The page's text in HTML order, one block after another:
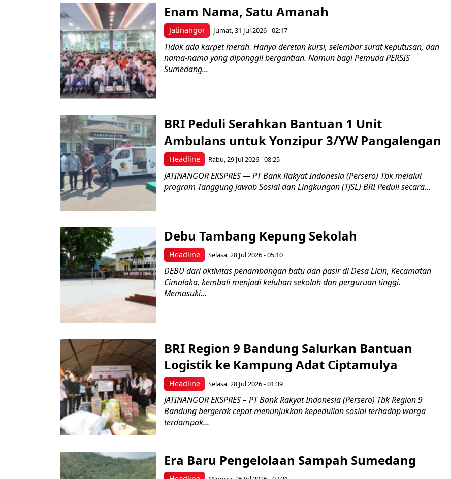
Jatinangor
Enam Nama, Satu Amanah
Jumat, 31 Jul 2026 - 02:17
Tidak ada karpet merah. Hanya deretan kursi, selembar surat keputusan, dan
nama-nama yang dipanggil bergantian. Namun bagi Pemuda PERSIS
Sumedang...
Headline
BRI Peduli Serahkan Bantuan 1 Unit
Ambulans untuk Yonzipur 3/YW Pangalengan
Rabu, 29 Jul 2026 - 08:25
JATINANGOR EKSPRES — PT Bank Rakyat Indonesia (Persero) Tbk melalui
program Tanggung Jawab Sosial dan Lingkungan (TJSL) BRI Peduli secara...
Headline
Debu Tambang Kepung Sekolah
Selasa, 28 Jul 2026 - 05:10
DEBU dari aktivitas penambangan batu dan pasir di Desa Licin, Kecamatan
Cimalaka, kembali menjadi keluhan sekolah dan perguruan tinggi.
Memasuki...
Headline
BRI Region 9 Bandung Salurkan Bantuan
Logistik ke Kampung Adat Ciptamulya
Selasa, 28 Jul 2026 - 01:39
JATINANGOR EKSPRES – PT Bank Rakyat Indonesia (Persero) Tbk Region 9
Bandung bergerak cepat menunjukkan kepedulian sosial terhadap warga
terdampak...
Era Baru Pengelolaan Sampah Sumedang